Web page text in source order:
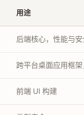
用途
后端核心，性能与
跨平台桌面应用框
前端 UI 构建